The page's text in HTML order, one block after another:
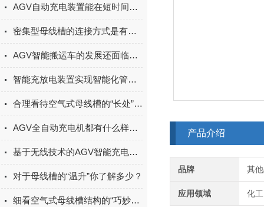
AGV自动充电装置能在短时间满足agv充电要求
密集型母线槽的连接方式是有讲究的
AGV智能搬运车的发展还面临着一些挑战和问题
智能充放电装置实现智能化管理和控制蓄电池的充放电过程
合理看待空气式母线槽的“长处”与“不足”
AGV全自动充电机都有什么样的特点
基于无线技术的AGV智能充电系统探索与实践
对于母线槽的“温升”你了解多少？
细看空气式母线槽结构的“巧妙设计”
产品介绍
品牌 其
应用领域 化